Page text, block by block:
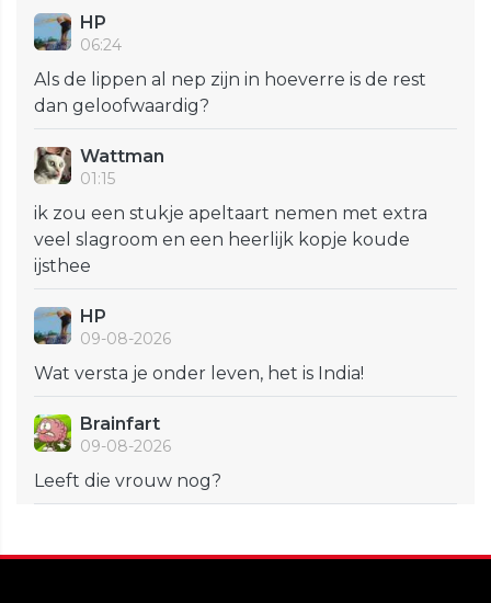
HP
06:24
Als de lippen al nep zijn in hoeverre is de rest
dan geloofwaardig?
Wattman
01:15
ik zou een stukje apeltaart nemen met extra
veel slagroom en een heerlijk kopje koude
ijsthee
HP
09-08-2026
Wat versta je onder leven, het is India!
Brainfart
09-08-2026
Leeft die vrouw nog?